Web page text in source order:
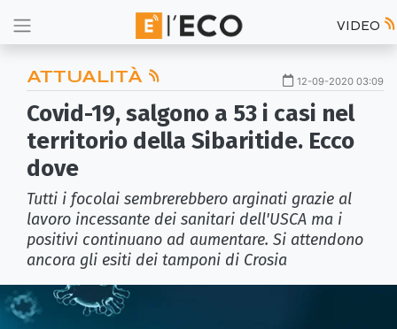
VIDEO
ATTUALITÀ 12-09-2020 03:09
Covid-19, salgono a 53 i casi nel
territorio della Sibaritide. Ecco
dove
Tutti i focolai sembrerebbero arginati grazie al
lavoro incessante dei sanitari dell'USCA ma i
positivi continuano ad aumentare. Si attendono
ancora gli esiti dei tamponi di Crosia